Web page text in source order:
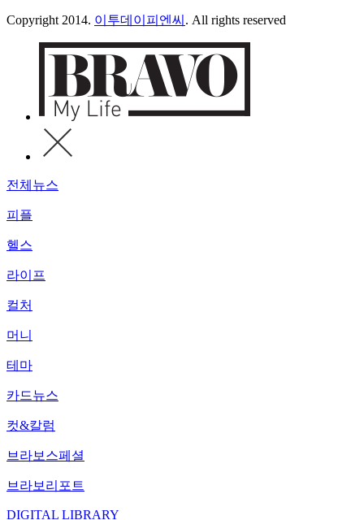
Copyright 2014. 이투데이피엔씨 . All rights reserved
전체뉴스
피플
헬스
라이프
컬처
머니
테마
카드뉴스
컷&칼럼
브라보스페셜
브라보리포트
DIGITAL LIBRARY